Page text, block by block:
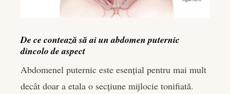
De ce contează să ai un abdomen puternic
dincolo de aspect
Abdomenel puternic este esențial pentru mai mult
decât doar a etala o secțiune mijlocie tonifiată.